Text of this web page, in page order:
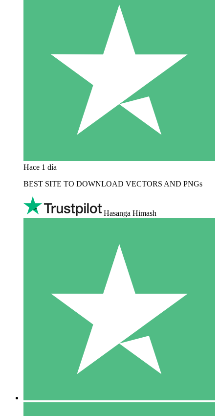
Hace 1 día
BEST SITE TO DOWNLOAD VECTORS AND PNGs
Hasanga Himash